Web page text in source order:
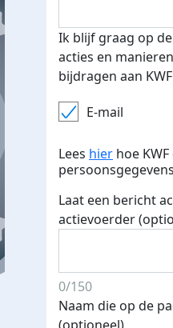
Ik blijf graag op
acties en
bijdragen aan
E-mail
Lees hier hoe
Laat een bericht
actievoerder
0/150
Naam die op de